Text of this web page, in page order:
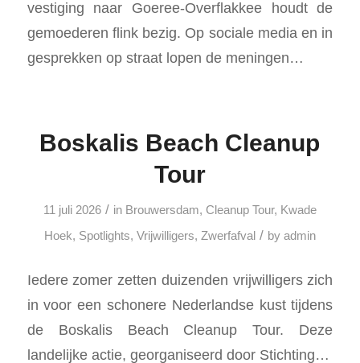
vestiging naar Goeree-Overflakkee houdt de
gemoederen flink bezig. Op sociale media en in
gesprekken op straat lopen de meningen…
Boskalis Beach Cleanup
Tour
11 juli 2026 / in Brouwersdam, Cleanup Tour, Kwade
Hoek, Spotlights, Vrijwilligers, Zwerfafval / by admin
Iedere zomer zetten duizenden vrijwilligers zich
in voor een schonere Nederlandse kust tijdens
de Boskalis Beach Cleanup Tour. Deze
landelijke actie, georganiseerd door Stichting…